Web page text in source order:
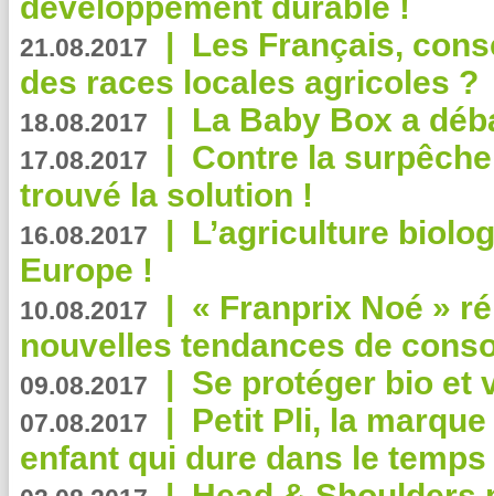
21.08.2017 | Les Français,
des races locales agricoles ?
18.08.2017 | La Baby Box a
17.08.2017 | Contre la
trouvé la solution !
16.08.2017 | L’agriculture
Europe !
10.08.2017 | « Franprix Noé »
nouvelles tendances de
09.08.2017 | Se protéger bio et
07.08.2017 | Petit Pli, la
enfant qui dure dans le temps